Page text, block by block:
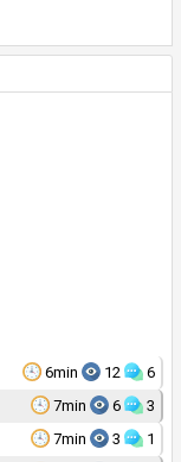
6min 12 6
7min
6 3
7min
3 1